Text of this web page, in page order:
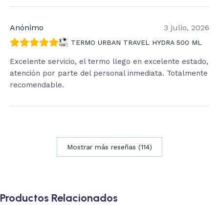
Anónimo 3 julio, 2026
TERMO URBAN TRAVEL HYDRA 500 ML
Excelente servicio, el termo llego en excelente estado,
atención por parte del personal inmediata. Totalmente
recomendable.
Mostrar más reseñas (114)
Productos Relacionados